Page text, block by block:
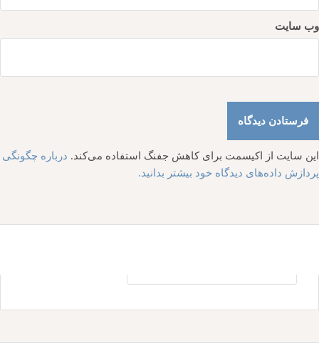
وب‌ سایت
این سایت از اکیسمت برای کاهش جفنگ استفاده می‌کند. درباره چگونگی
پردازش داده‌های دیدگاه خود بیشتر بدانید.